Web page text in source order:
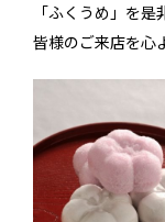
「ふくうめ」を是
皆様のご来店を心